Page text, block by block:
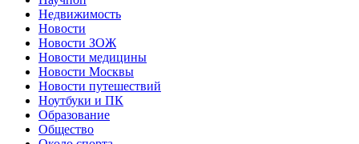
Недвижимость
Новости
Новости ЗОЖ
Новости медицины
Новости Москвы
Новости путешествий
Ноутбуки и ПК
Образование
Общество